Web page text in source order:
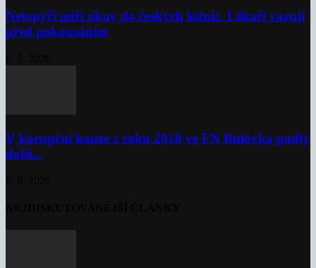
Netopýři míří okny do českých ložnic. Lékaři varují
před pokousáním
V korupční kauze z roku 2018 ve FN Bulovka padly
další...